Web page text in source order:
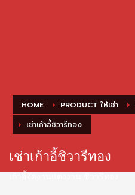
HOME PRODUCT ให้เช่า
เช่าเก้าอี้ชิวารีทอง
เช่าเก้าอี้ชิวารีทอง